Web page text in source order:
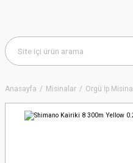
Anasayfa Misinalar Örgü İp Misina